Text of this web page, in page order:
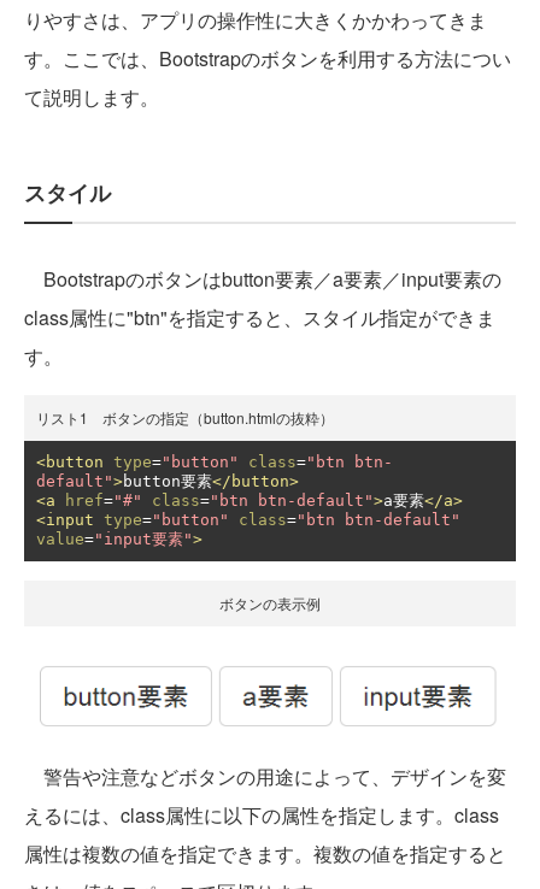
りやすさは、アプリの操作性に大きくかかわってきま
す。ここでは、Bootstrapのボタンを利用する方法につい
て説明します。
スタイル
Bootstrapのボタンはbutton要素／a要素／input要素の
class属性に"btn"を指定すると、スタイル指定ができま
す。
リスト1 ボタンの指定（button.htmlの抜粋）
<button type="button" class="btn btn-
default">button要素</button>
<a
href="#" class="btn btn-default">a要素</a>
<input type="button" class="btn btn-default"
value="input要素">
ボタンの表示例
警告や注意などボタンの用途によって、デザインを変
えるには、class属性に以下の属性を指定します。class
属性は複数の値を指定できます。複数の値を指定すると